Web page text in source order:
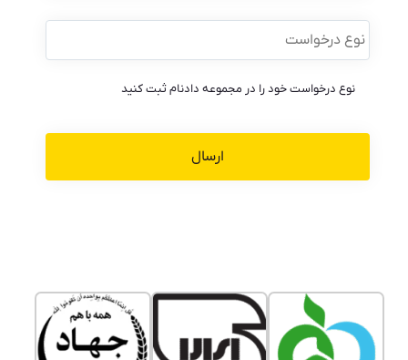
نوع
درخواست *
نوع درخواست خود را در مجموعه دادنام ثبت کنید